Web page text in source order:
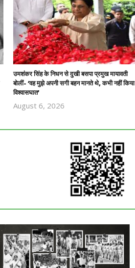
उमशंकर सिंह के निधन से दुखी बसपा प्रमुख मायावती
बोलीं- ‘वह मुझे अपनी सगी बहन मानते थे, कभी नहीं किया
विश्वासघात’
August 6, 2026